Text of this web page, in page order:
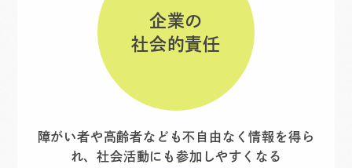
企業の
社会的責任
障がい者や高齢者なども不自由なく情報を得ら
れ、社会活動にも参加しやすくなる